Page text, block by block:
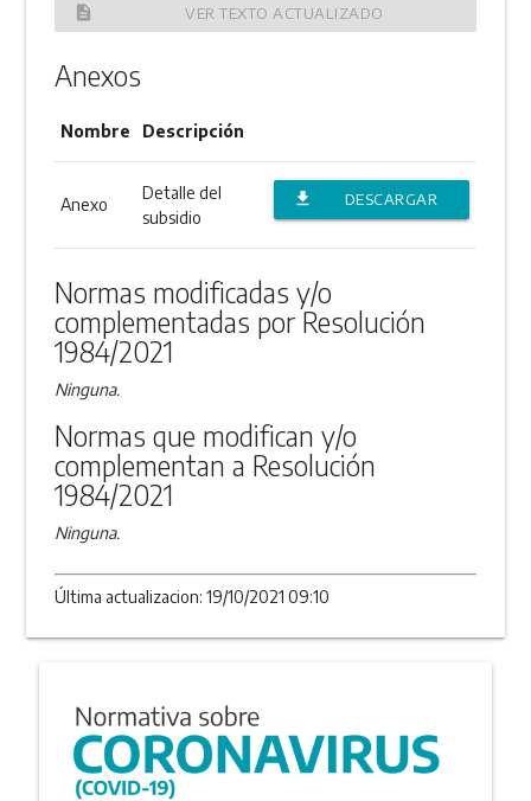
description VER TEXTO ACTUALIZADO
Anexos
Nombre Descripción
Anexo
Detalle del
subsidio
file_download
DESCARGAR
Normas modificadas y/o
complementadas por Resolución
1984/2021
Ninguna.
Normas que modifican y/o
complementan a Resolución
1984/2021
Ninguna.
Última actualizacion: 19/10/2021 09:10